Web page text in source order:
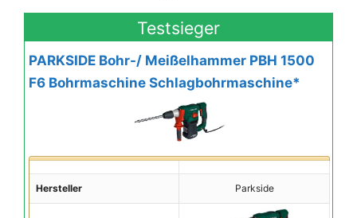
Testsieger
PARKSIDE Bohr-/ Meißelhammer PBH 1500
F6 Bohrmaschine Schlagbohrmaschine*
Hersteller Parkside